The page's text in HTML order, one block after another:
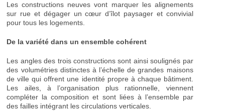
Les constructions neuves vont marquer les alignements
sur rue et dégager un cœur d’îlot paysager et convivial
pour tous les logements.
De la variété dans un ensemble cohérent
Les angles des trois constructions sont ainsi soulignés par
des volumétries distinctes à l’échelle de grandes maisons
de ville qui offrent une identité propre à chaque bâtiment.
Les ailes, à l’organisation plus rationnelle, viennent
compléter la composition et sont liées à l’ensemble par
des failles intégrant les circulations verticales.